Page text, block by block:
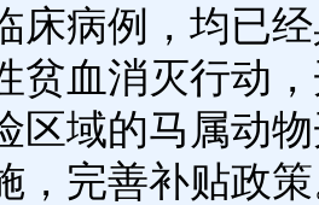
床病例，均已
贫血消灭行动
区域的马属动
，完善补贴政